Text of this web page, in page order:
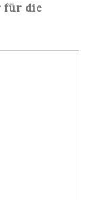
für die